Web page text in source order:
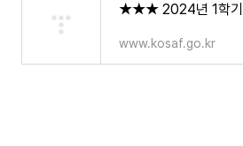
www.kosaf.go.kr